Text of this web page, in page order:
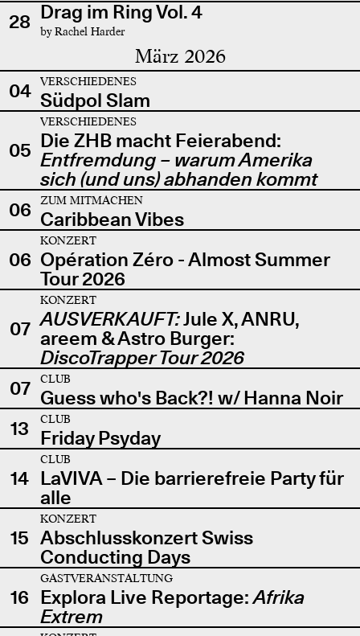
28 Drag im Ring Vol. 4
by Rachel Harder
März 2026
04 VERSCHIEDENES
Südpol Slam
05
VERSCHIEDENES
Die ZHB macht Feierabend:
Entfremdung – warum Amerika
sich (und uns) abhanden kommt
06
ZUM MITMACHEN
Caribbean Vibes
06
KONZERT
Opération Zéro - Almost Summer
Tour 2026
07
KONZERT
AUSVERKAUFT:Jule X, ANRU,
areem & Astro Burger:
DiscoTrapper Tour 2026
07
CLUB
Guess who's Back?! w/ Hanna Noir
13
CLUB
Friday Psyday
14
CLUB
LaVIVA – Die barrierefreie Party für
alle
15
KONZERT
Abschlusskonzert Swiss
Conducting Days
16
GASTVERANSTALTUNG
Explora Live Reportage:Afrika
Extrem